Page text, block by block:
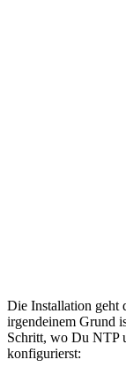
Die Installation geht
irgendeinem Grund
Schritt, wo Du NTP
konfigurierst: